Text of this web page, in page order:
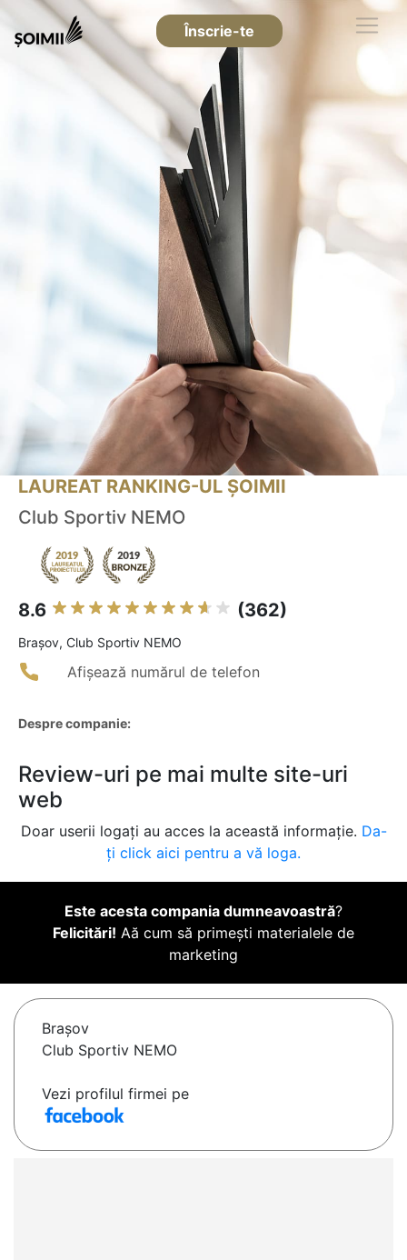
Înscrie-te
LAUREAT RANKING-UL ȘOIMII
Club Sportiv NEMO
8.6 (362)
Braşov, Club Sportiv NEMO
Afișează numărul de telefon
Despre companie:
Review-uri pe mai multe site-uri
web
Doar userii logați au acces la această informație. Da-
ți click aici pentru a vă loga.
Este acesta compania dumneavoastră?
Felicitări! Aă cum să primești materialele de
marketing
Braşov
Club Sportiv NEMO
Vezi profilul firmei pe